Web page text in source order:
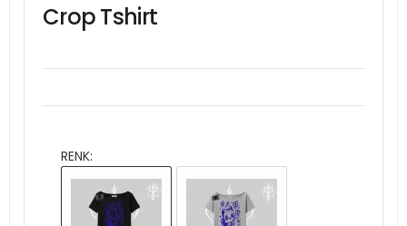
Crop Tshirt
RENK: